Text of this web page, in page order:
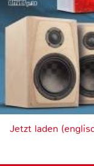
Jetzt laden